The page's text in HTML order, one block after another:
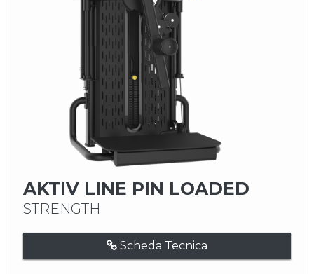
AKTIV LINE PIN LOADED
STRENGTH
Scheda Tecnica